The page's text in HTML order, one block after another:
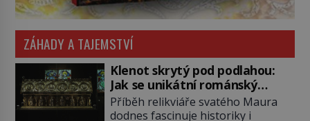
ZÁHADY A TAJEMSTVÍ
Klenot skrytý pod podlahou:
Jak se unikátní románský
poklad dostal do zapadlého
Bečova?
Příběh relikviáře svatého Maura
dodnes fascinuje historiky i